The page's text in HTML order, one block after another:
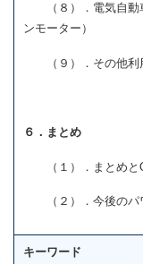
（８）．電気自動
ンモーター）
（９）．その他利
６．まとめ
（１）．まとめと
（２）．今後のパ
キーワード